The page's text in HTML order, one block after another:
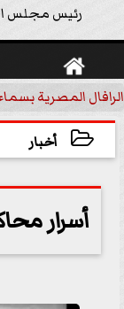
رئيس مجلس

الرافال المصرية
أخبار
أسرار